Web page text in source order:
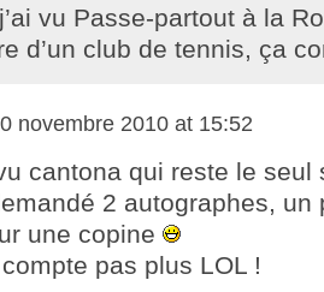
vu Passe-partout à la
d’un club de tennis, ça
novembre 2010 at 15:52
cantona qui reste le seul
2 autographes, un
une copine
pas plus LOL !